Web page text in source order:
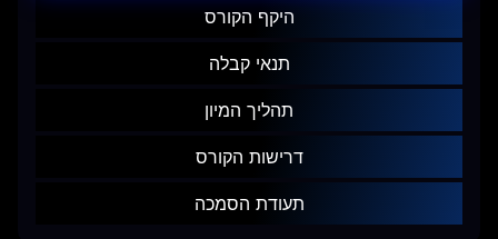
היקף הקורס
תנאי קבלה
תהליך המיון
דרישות הקורס
תעודת הסמכה